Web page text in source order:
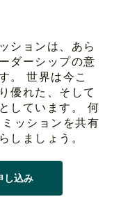
ションは、あら
ダーシップの意
。 世界は今こ
優れた、そして
しています。 何
ッションを共有
しましょう。
し込み